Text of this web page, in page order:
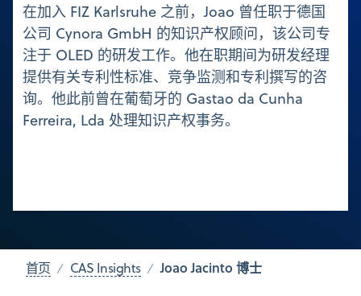
在加入 FIZ Karlsruhe 之前，Joao 曾任职于德国
公司 Cynora GmbH 的知识产权顾问，该公司专
注于 OLED 的研发工作。他在职期间为研发经理
提供有关专利性标准、竞争监测和专利撰写的咨
询。他此前曾在葡萄牙的 Gastao da Cunha
Ferreira, Lda 处理知识产权事务。
首页 CAS Insights Joao Jacinto 博士